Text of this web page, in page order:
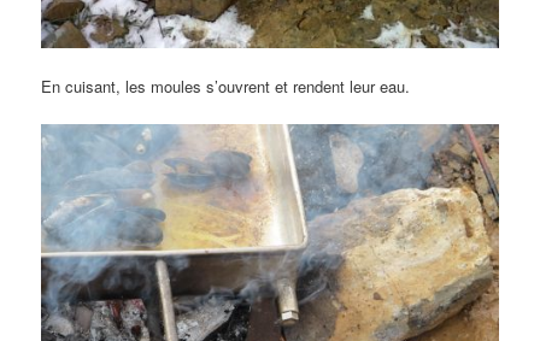
En cuisant, les moules s’ouvrent et rendent leur eau.